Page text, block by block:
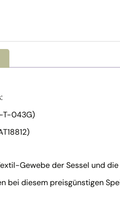
T-043G)
Gewebe der Sessel und
bei diesem preisgünstigen